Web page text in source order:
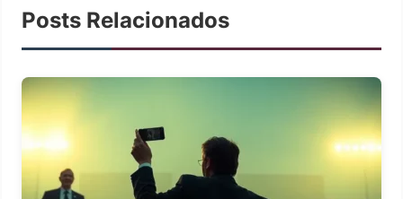
Posts Relacionados